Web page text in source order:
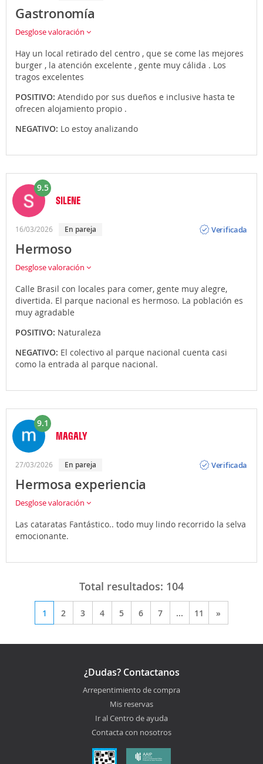
Gastronomía
Desglose valoración
Hay un local retirado del centro , que se come las mejores
burger , la atención excelente , gente muy cálida . Los
tragos excelentes
POSITIVO: Atendido por sus dueños e inclusive hasta te
ofrecen alojamiento propio .
NEGATIVO: Lo estoy analizando
9.5
SILENE
16/03/2026 En pareja
Verificada
Hermoso
Desglose valoración
Calle Brasil con locales para comer, gente muy alegre,
divertida. El parque nacional es hermoso. La población es
muy agradable
POSITIVO: Naturaleza
NEGATIVO: El colectivo al parque nacional cuenta casi
como la entrada al parque nacional.
9.1
MAGALY
27/03/2026 En pareja
Verificada
Hermosa experiencia
Desglose valoración
Las cataratas Fantástico.. todo muy lindo recorrido la selva
emocionante.
Total resultados: 104
1 2 3 4 5 6 7 ... 11 »
¿Dudas? Contactanos
Arrepentimiento de compra
Mis reservas
Ir al Centro de ayuda
Contacta con nosotros